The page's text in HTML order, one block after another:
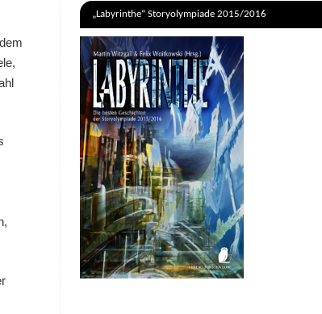
„Labyrinthe“ Storyolympiade 2015/2016